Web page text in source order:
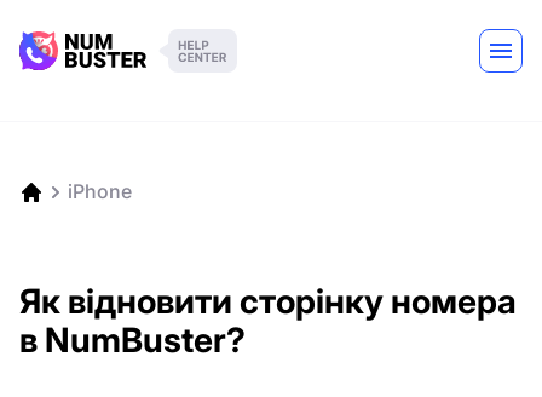
iPhone
Як відновити сторінку номера
в NumBuster?